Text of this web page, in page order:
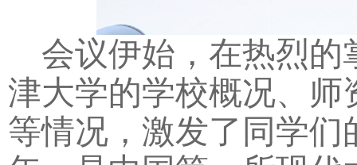
会议伊始，在热烈
津大学的学校概况、
等情况，激发了同学